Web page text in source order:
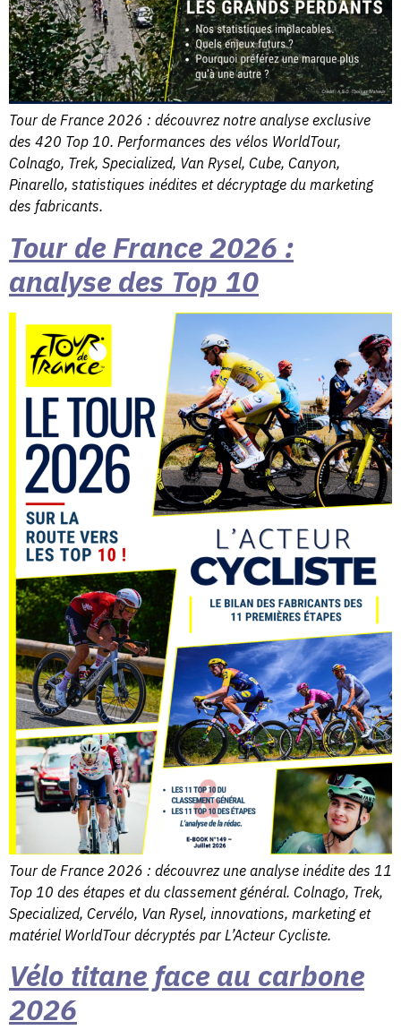
Tour de France 2026 : découvrez notre analyse exclusive
des 420 Top 10. Performances des vélos WorldTour,
Colnago, Trek, Specialized, Van Rysel, Cube, Canyon,
Pinarello, statistiques inédites et décryptage du marketing
des fabricants.
Tour de France 2026 :
analyse des Top 10
Tour de France 2026 : découvrez une analyse inédite des 11
Top 10 des étapes et du classement général. Colnago, Trek,
Specialized, Cervélo, Van Rysel, innovations, marketing et
matériel WorldTour décryptés par L’Acteur Cycliste.
Vélo titane face au carbone
2026